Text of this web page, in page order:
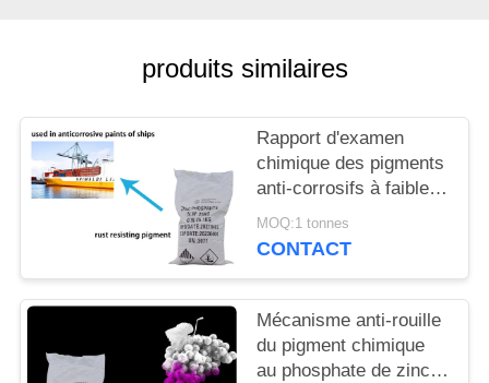
CONTACTER
DEMANDEZ
UN
DEVIS
PLAN
DU
SITE
produits similaires
Rapport d'examen
chimique des pigments
anti-corrosifs à faible
teneur en zinc
phosphate de métaux
MOQ:1 tonnes
CONTACT
Mécanisme anti-rouille
du pigment chimique
au phosphate de zinc